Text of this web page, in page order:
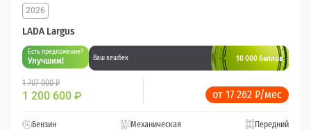
LADA Largus
2026
Есть предложение?
Улучшим! Ваш кешбек 10 000 баллов
1 707 000 ₽
1 200 600 ₽ от 17 262 ₽/мес
Бензин Механическая Передний